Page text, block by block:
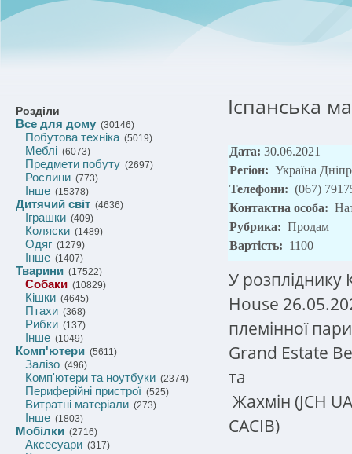
Розділи
Все для дому (30146)
Побутова техніка(5019)
Меблі (6073)
Предмети побуту (2697)
Рослини (773)
Інше (15378)
Дитячий світ (4636)
Іграшки (409)
Коляски (1489)
Одяг (1279)
Інше (1407)
Тварини (17522)
Собаки (10829)
Кішки (4645)
Птахи (368)
Рибки (137)
Інше (1049)
Комп'ютери (5611)
Залізо (496)
Комп'ютери та ноутбуки (2374)
Периферійні пристрої (525)
Витратні матеріали (273)
Інше (1803)
Мобілки (2716)
Аксесуари (317)
Іспанська
Дата: 30.06.2021
Регіон: Україна
Телефони: (067)
Контактна особа:
Рубрика: Продам
Вартість: 1100
У
House
племінної
Grand Estate
та
Жахмін (JCH
CACIB)